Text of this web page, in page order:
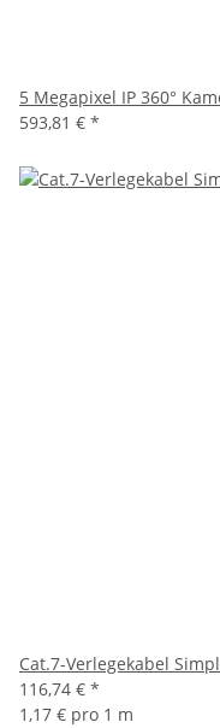
5 Megapixel IP 360°
593,81 € *
Cat.7-Verlegekabel
116,74 € *
1,17 € pro 1 m